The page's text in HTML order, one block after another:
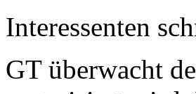
Interessenten
GT überwacht